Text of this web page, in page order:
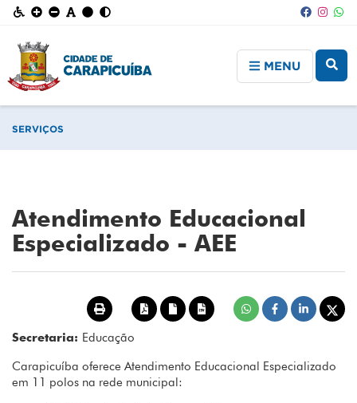
MENU
SERVIÇOS
Atendimento Educacional
Especializado - AEE
Secretaria: Educação
Carapicuíba oferece Atendimento Educacional Especializado
em 11 polos na rede municipal: